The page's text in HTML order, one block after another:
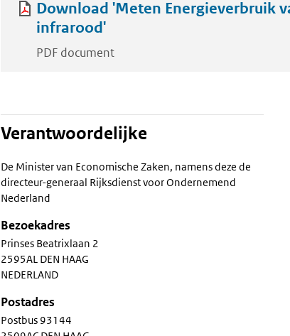
Download 'Meten Energieverbruik
infrarood'
PDF document
Verantwoordelijke
De Minister van Economische Zaken, namens deze de
directeur-generaal Rijksdienst voor Ondernemend
Nederland
Bezoekadres
Prinses Beatrixlaan 2
2595AL DEN HAAG
NEDERLAND
Postadres
Postbus 93144